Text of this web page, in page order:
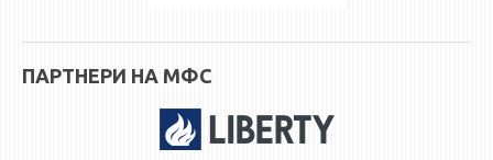
ПАРТНЕРИ НА МФС